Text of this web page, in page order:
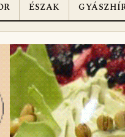
ÉSZAK